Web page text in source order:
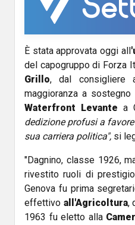
È stata approvata oggi all
del capogruppo di Forza
Grillo, dal consigliere
maggioranza a
Waterfront Levante a
dedizione profusi a
sua carriera politica", si
"Dagnino, classe 1926,
rivestito ruoli di
Genova fu prima
effettivo all'Agricoltura,
1963 fu eletto alla